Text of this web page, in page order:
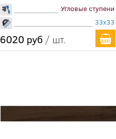
Угловые ступени
33x33
6020 руб / шт.